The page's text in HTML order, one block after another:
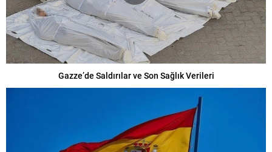
Gazze’de Saldırılar ve Son Sağlık Verileri